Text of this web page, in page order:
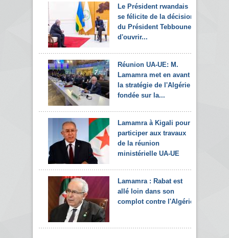
Le Président rwandais
se félicite de la décision
du Président Tebboune
d'ouvrir...
Réunion UA-UE: M.
Lamamra met en avant
la stratégie de l'Algérie
fondée sur la...
Lamamra à Kigali pour
participer aux travaux
de la réunion
ministérielle UA-UE
Lamamra : Rabat est
allé loin dans son
complot contre l'Algérie